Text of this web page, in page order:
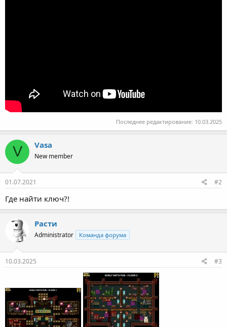
Последнее редактирование: 10.03.2025
V Vasa
New member
01.07.2021 #2
Где найти ключ?!
Расти
Administrator Команда форума
10.03.2025 #3